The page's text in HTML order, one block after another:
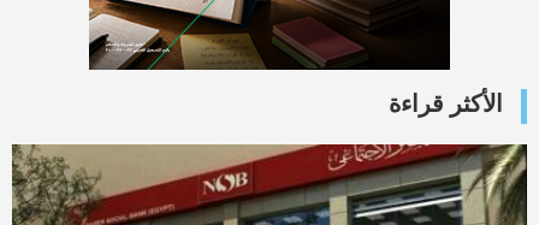
الأكثر قراءة